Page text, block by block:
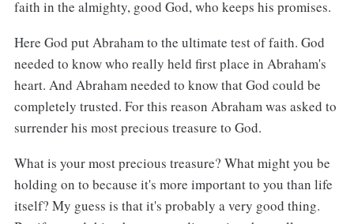
faith in the almighty, good God, who keeps his promises.
Here God put Abraham to the ultimate test of faith. God
needed to know who really held first place in Abraham's
heart. And Abraham needed to know that God could be
completely trusted. For this reason Abraham was asked to
surrender his most precious treasure to God.
What is your most precious treasure? What might you be
holding on to because it's more important to you than life
itself? My guess is that it's probably a very good thing.